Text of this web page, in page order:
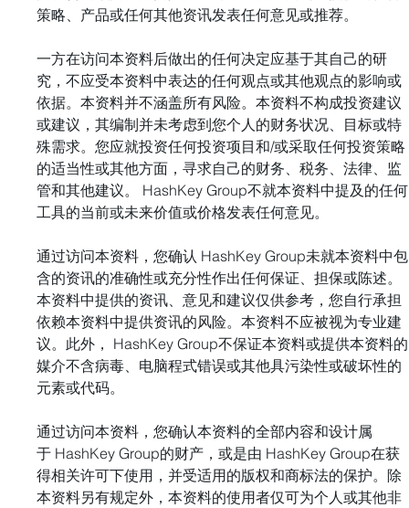
策略、产品或任何其他资讯发表任何意见或推荐。
一方在访问本资料后做出的任何决定应基于其自己的研
究，不应受本资料中表达的任何观点或其他观点的影响或
依据。本资料并不涵盖所有风险。本资料不构成投资建议
或建议，其编制并未考虑到您个人的财务状况、目标或特
殊需求。您应就投资任何投资项目和/或采取任何投资策略
的适当性或其他方面，寻求自己的财务、税务、法律、监
管和其他建议。 HashKey Group不就本资料中提及的任何
工具的当前或未来价值或价格发表任何意见。
通过访问本资料，您确认 HashKey Group未就本资料中包
含的资讯的准确性或充分性作出任何保证、担保或陈述。
本资料中提供的资讯、意见和建议仅供参考，您自行承担
依赖本资料中提供资讯的风险。本资料不应被视为专业建
议。此外， HashKey Group不保证本资料或提供本资料的
媒介不含病毒、电脑程式错误或其他具污染性或破坏性的
元素或代码。
通过访问本资料，您确认本资料的全部内容和设计属
于 HashKey Group的财产，或是由 HashKey Group在获
得相关许可下使用，并受适用的版权和商标法的保护。除
本资料另有规定外，本资料的使用者仅可为个人或其他非